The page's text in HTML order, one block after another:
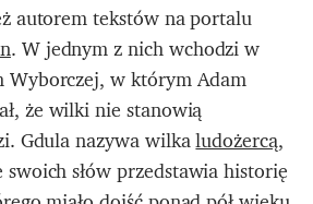
autorem tekstów na portalu
. W jednym z nich wchodzi w
Wyborczej, w którym Adam
że wilki nie stanowią
Gdula nazywa wilkaludożercą,
słów przedstawia historię